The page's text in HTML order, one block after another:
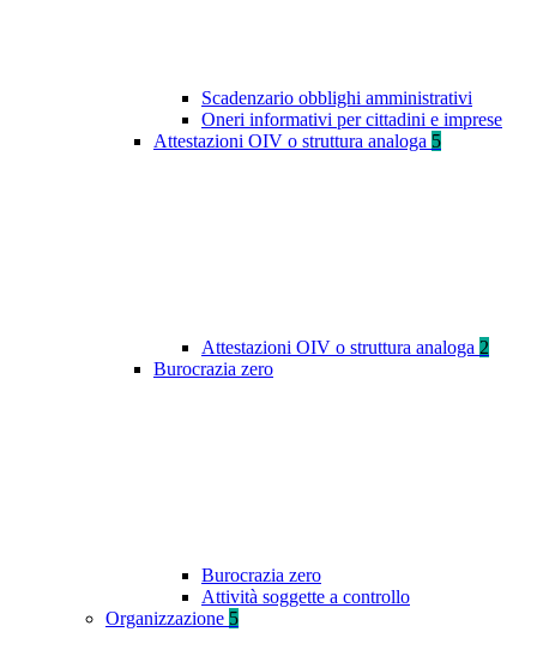
Scadenzario obblighi amministrativi
Oneri informativi per cittadini e imprese
Attestazioni OIV o struttura analoga 5
Attestazioni OIV o struttura analoga 2
Burocrazia zero
Burocrazia zero
Attività soggette a controllo
Organizzazione 5